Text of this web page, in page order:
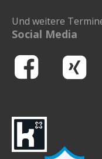
Und weitere
Social Media